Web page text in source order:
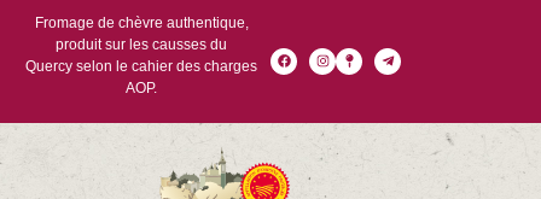
Fromage de chèvre authentique,
produit sur les causses du
Quercy selon le cahier des charges
AOP.